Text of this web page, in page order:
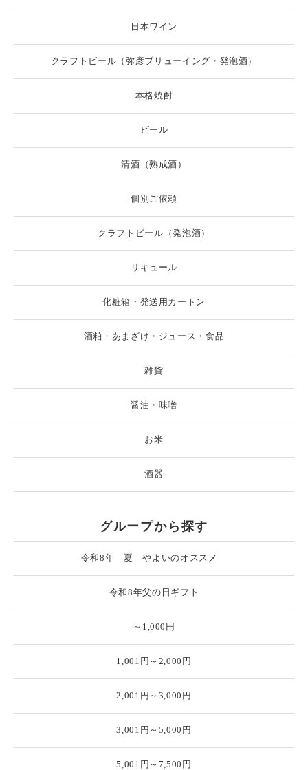
日本ワイン
クラフトビール（弥彦ブリューイング・発泡酒）
本格焼酎
ビール
清酒（熟成酒）
個別ご依頼
クラフトビール（発泡酒）
リキュール
化粧箱・発送用カートン
酒粕・あまざけ・ジュース・食品
雑貨
醤油・味噌
お米
酒器
グループから探す
令和8年 夏 やよいのオススメ
令和8年父の日ギフト
～1,000円
1,001円～2,000円
2,001円～3,000円
3,001円～5,000円
5,001円～7,500円